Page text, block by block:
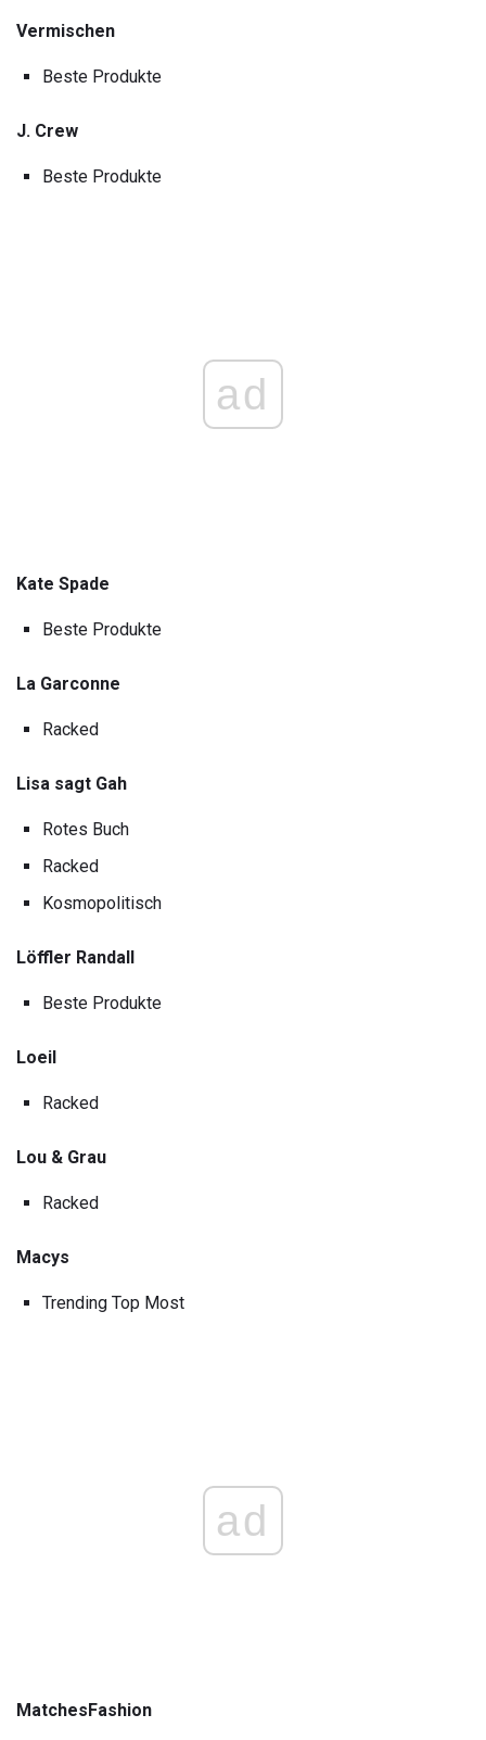
Vermischen
Beste Produkte
J. Crew
Beste Produkte
ad
Kate Spade
Beste Produkte
La Garconne
Racked
Lisa sagt Gah
Rotes Buch
Racked
Kosmopolitisch
Löffler Randall
Beste Produkte
Loeil
Racked
Lou & Grau
Racked
Macys
Trending Top Most
ad
MatchesFashion